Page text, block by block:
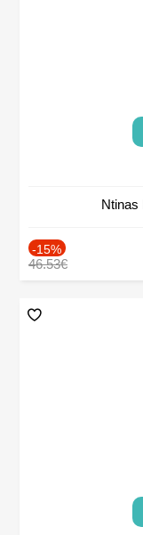
Ntinas
-15%
46.53€